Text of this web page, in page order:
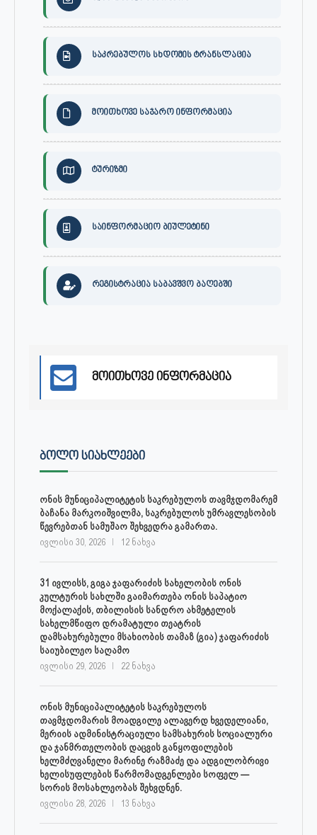
საკრებულოს სხდომის ტრანსლაცია
მოითხოვე საჯარო ინფორმაცია
ტურიზმი
საინფორმაციო ბიულეტინი
რეგისტრაცია საბავშვო ბაღებში
მოითხოვე ინფორმაცია
ᲑᲝᲚᲝ ᲡᲘᲐᲮᲚᲔᲔᲑᲘ
ონის მუნიციპალიტეტის საკრებულოს თავმჯდომარემ
ბაჩანა მარკოიშვილმა, საკრებულოს უმრავლესობის
წევრებთან სამუშაო შეხვედრა გამართა.
ივლისი 30, 2026 12 ნახვა
31 ივლისს, გიგა ჯაფარიძის სახელობის ონის
კულტურის სახლში გაიმართება ონის საპატიო
მოქალაქის, თბილისის სანდრო ახმეტელის
სახელმწიფო დრამატული თეატრის
დამსახურებული მსახიობის თამაზ (გია) ჯაფარიძის
საიუბილეო საღამო
ივლისი 29, 2026 22 ნახვა
ონის მუნიციპალიტეტის საკრებულოს
თავმჯდომარის მოადგილე ალავერდ ხვედელიანი,
მერიის ადმინისტრაციული სამსახურის სოციალური
და ჯანმრთელობის დაცვის განყოფილების
ხელმძღვანელი მარინე რაზმაძე და ადგილობრივი
ხელისუფლების წარმომადგენლები სოფელ —
სორის მოსახლეობას შეხვდნენ.
ივლისი 28, 2026 13 ნახვა